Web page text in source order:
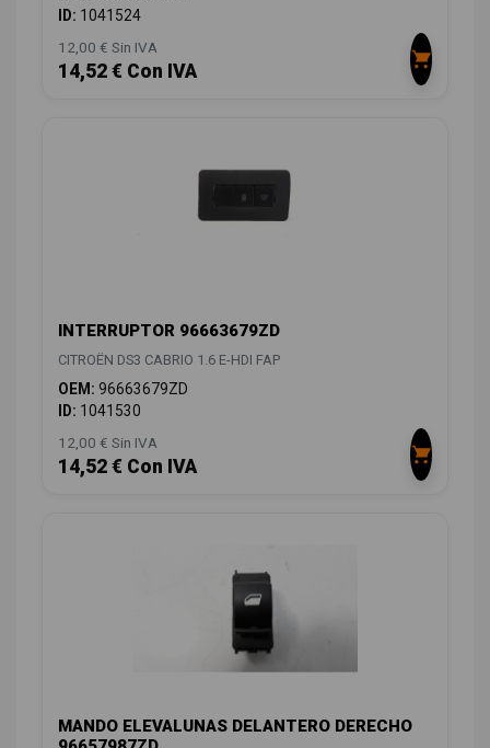
ID: 1041524
12,00 € Sin IVA
14,52 € Con IVA
INTERRUPTOR 96663679ZD
CITROËN DS3 CABRIO 1.6 E-HDI FAP
OEM: 96663679ZD
ID: 1041530
12,00 € Sin IVA
14,52 € Con IVA
MANDO ELEVALUNAS DELANTERO DERECHO